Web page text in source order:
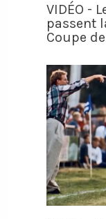
VIDÉO -
passent
Coupe